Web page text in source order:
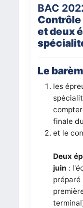
BAC
et deux
Le
les
finale
et le
Deux
juin :
préparé